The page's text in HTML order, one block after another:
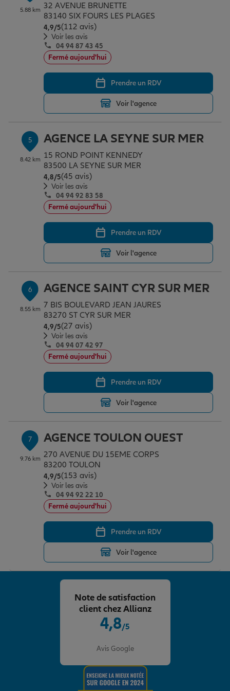
5.88 km 32 AVENUE BRUNETTE
83140 SIX FOURS LES PLAGES
4,9/5Note de 4.9 sur 5
(112 avis)
Voir les avis
04 94 87 43 45
Fermé aujourd'hui
Prendre un RDV
Voir l'agence
5
8.42 km
AGENCE LA SEYNE SUR MER
15 ROND POINT KENNEDY
83500 LA SEYNE SUR MER
4,8/5Note de 4.8 sur 5
(45 avis)
Voir les avis
04 94 92 83 58
Fermé aujourd'hui
Prendre un RDV
Voir l'agence
6
8.55 km
AGENCE SAINT CYR SUR MER
7 BIS BOULEVARD JEAN JAURES
83270 ST CYR SUR MER
4,9/5Note de 4.9 sur 5
(27 avis)
Voir les avis
04 94 07 42 97
Fermé aujourd'hui
Prendre un RDV
Voir l'agence
7
9.76 km
AGENCE TOULON OUEST
270 AVENUE DU 15EME CORPS
83200 TOULON
4,9/5Note de 4.9 sur 5
(153 avis)
Voir les avis
04 94 92 22 10
Fermé aujourd'hui
Prendre un RDV
Voir l'agence
4,8/5
Avis Google
Note de satisfaction
client chez Allianz